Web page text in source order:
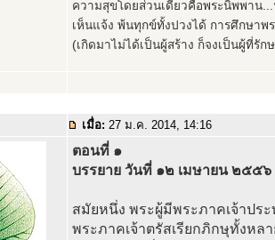
ความสุขโดยส่วนเดียวคือพระนิพพาน
เห็นแจ้ง พ้นทุกข์ทั้งปวงได้ การศึกษาพ
(เกิดมาไม่ได้เป็นผู้สร้าง ก็จงเป็นผู้ที่รั
เมื่อ: 27 ม.ค. 2014, 14:16
ตอนที่ ๑
บรรยาย วันที่ ๑๒ เมษายน ๒๕๕๖
สมัยหนึ่ง พระผู้มีพระภาคเจ้าป
พระภาคเจ้าตรัสเรียกภิกษุทั้งหล